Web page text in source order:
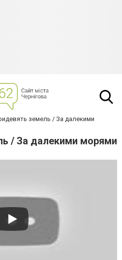
земель / За далекими
/ За далекими морями